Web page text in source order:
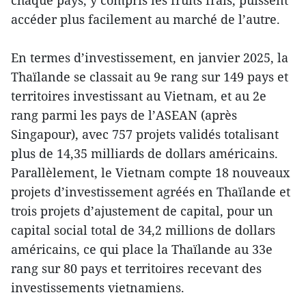
accéder plus facilement au marché de l’autre.
En termes d’investissement, en janvier 2025, la
Thaïlande se classait au 9e rang sur 149 pays et
territoires investissant au Vietnam, et au 2e
rang parmi les pays de l’ASEAN (après
Singapour), avec 757 projets validés totalisant
plus de 14,35 milliards de dollars américains.
Parallèlement, le Vietnam compte 18 nouveaux
projets d’investissement agréés en Thaïlande et
trois projets d’ajustement de capital, pour un
capital social total de 34,2 millions de dollars
américains, ce qui place la Thaïlande au 33e
rang sur 80 pays et territoires recevant des
investissements vietnamiens.